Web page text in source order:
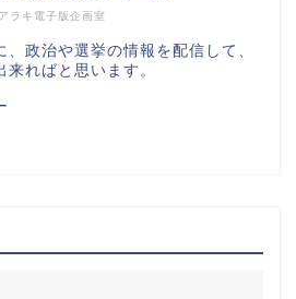
アラキ電子版企画室
政治や選挙の情報を配信して、
ればと思います。